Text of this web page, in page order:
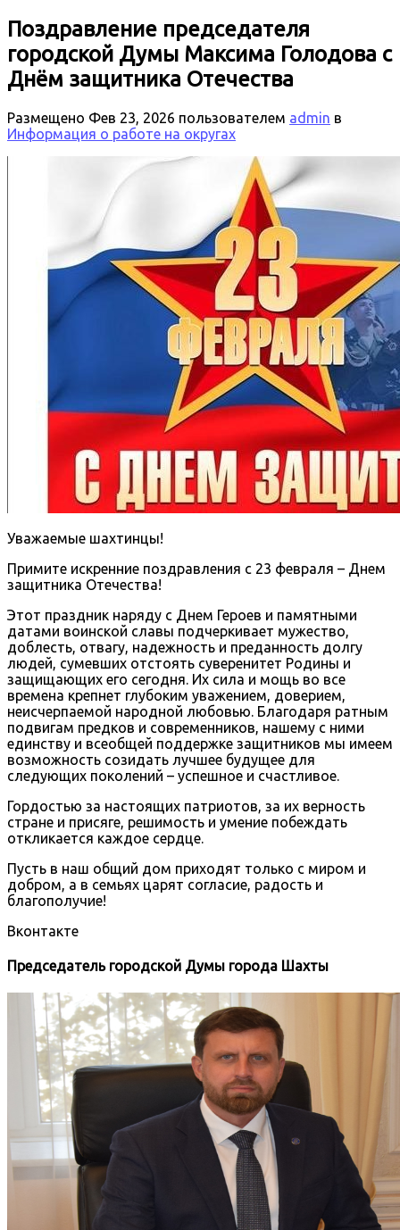
Поздравление председателя
городской Думы Максима Голодова с
Днём защитника Отечества
Размещено Фев 23, 2026 пользователем admin в
Информация о работе на округах
Уважаемые шахтинцы!
Примите искренние поздравления с 23 февраля – Днем
защитника Отечества!
Этот праздник наряду с Днем Героев и памятными
датами воинской славы подчеркивает мужество,
доблесть, отвагу, надежность и преданность долгу
людей, сумевших отстоять суверенитет Родины и
защищающих его сегодня. Их сила и мощь во все
времена крепнет глубоким уважением, доверием,
неисчерпаемой народной любовью. Благодаря ратным
подвигам предков и современников, нашему с ними
единству и всеобщей поддержке защитников мы имеем
возможность созидать лучшее будущее для
следующих поколений – успешное и счастливое.
Гордостью за настоящих патриотов, за их верность
стране и присяге, решимость и умение побеждать
откликается каждое сердце.
Пусть в наш общий дом приходят только с миром и
добром, а в семьях царят согласие, радость и
благополучие!
Вконтакте
Председатель городской Думы города Шахты